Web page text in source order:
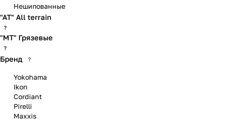
Нешипованные
"АТ" All terrain
?
"МТ" Грязевые
?
Бренд ?
Yokohama
Ikon
Cordiant
Pirelli
Maxxis